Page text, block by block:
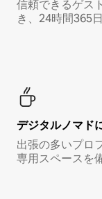
信頼できるゲス
き、24時間365
デジタルノマド⁠
出張の多いプロ
専用スペースを